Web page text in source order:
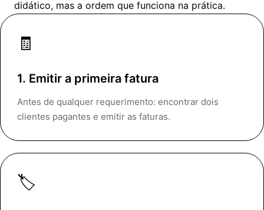
didático, mas a ordem que funciona na prática.
🧾
1. Emitir a primeira fatura
Antes de qualquer requerimento: encontrar dois
clientes pagantes e emitir as faturas.
🏷️